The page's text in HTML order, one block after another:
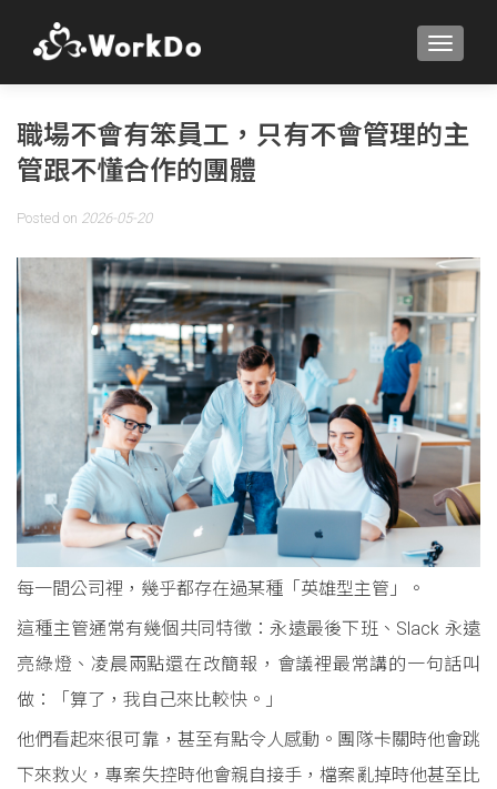
職場不會有笨員工，只有不會管理的主
管跟不懂合作的團體
Posted on 2026-05-20
每一間公司裡，幾乎都存在過某種「英雄型主管」。
這種主管通常有幾個共同特徵：永遠最後下班、Slack 永遠
亮綠燈、凌晨兩點還在改簡報，會議裡最常講的一句話叫
做：「算了，我自己來比較快。」
他們看起來很可靠，甚至有點令人感動。團隊卡關時他會跳
下來救火，專案失控時他會親自接手，檔案亂掉時他甚至比